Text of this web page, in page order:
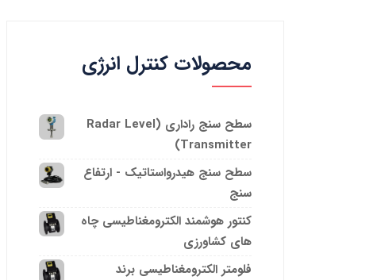
محصولات کنترل انرژی
سطح سنج راداری (Radar Level
Transmitter)
سطح سنج هیدرواستاتیک - ارتفاع
سنج
کنتور هوشمند الکترومغناطیسی چاه
های کشاورزی
فلومتر الکترومغناطیسی برند